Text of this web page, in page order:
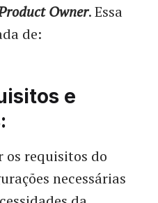
Owner. Essa
de:
e
requisitos do
necessárias